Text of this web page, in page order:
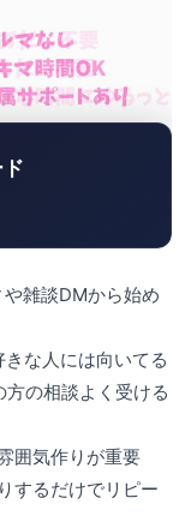
雑談DMから始め
な人には向いてる
の相談よく受ける
囲気作りが重要
するだけでリピー